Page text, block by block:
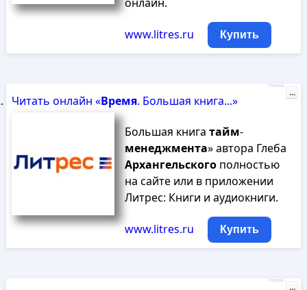
www.litres.ru Купить
Читать онлайн «Время. Большая книга...»
Большая книга тайм-
менеджмента» автора Глеба
Архангельскогополностью
на сайте или в приложении
Литрес: Книги и аудиокниги.
www.litres.ru Купить
Реклама
...
Реклама
...